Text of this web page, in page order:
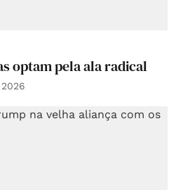
optam pela ala radical